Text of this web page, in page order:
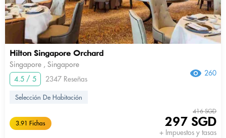
Hilton Singapore Orchard
Singapore , Singapore
4.5 / 5
2347 Reseñas
260
Selección De Habitación
3.91 Fichas
416 SGD
297 SGD
+ Impuestos y tasas